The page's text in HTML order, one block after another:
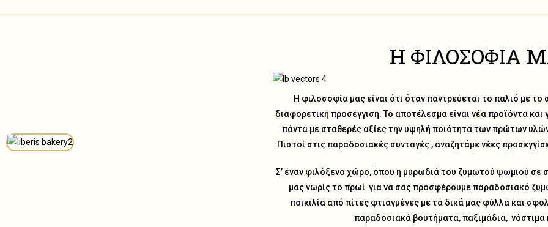
Η ΦΙΛΟΣΟΦΙΑ
Η φιλοσοφία μας είναι ότι όταν παντρεύεται το παλιό με το
διαφορετική προσέγγιση. Το αποτέλεσμα είναι νέα προϊόντα και
πάντα με σταθερές αξίες την υψηλή ποιότητα των πρώτων
Πιστοί στις παραδοσιακές συνταγές , αναζητάμε νέες
Σ’ έναν φιλόξενο χώρο, όπου η μυρωδιά του ζυμωτού ψωμιού σε
μας νωρίς το πρωί για να σας προσφέρουμε παραδοσιακό
ποικιλία από πίτες φτιαγμένες με τα δικά μας φύλλα και
παραδοσιακά βουτήματα, παξιμάδια, νόστιμα